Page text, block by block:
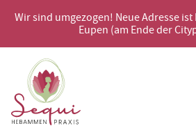
Wir sind umgezogen! Neue Adresse ist
Eupen (am Ende der